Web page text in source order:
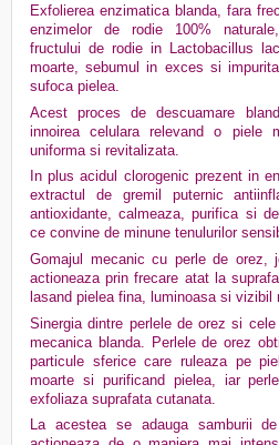
Exfolierea enzimatica blanda, fara
enzimelor de rodie 100%
fructului de rodie in Lactobacillus
moarte, sebumul in exces si
sufoca pielea.
Acest proces de descuamare
innoirea celulara relevand o piele
uniforma si revitalizata.
In plus acidul clorogenic prezent in
extractul de gremil puternic
antioxidante, calmeaza, purifica si
ce convine de minune tenulurilor
Gomajul mecanic cu perle de orez,
actioneaza prin frecare atat la
lasand pielea fina, luminoasa si vizibil
Sinergia dintre perlele de orez si
mecanica blanda. Perlele de orez
particule sferice care ruleaza pe
moarte si purificand pielea, iar
exfoliaza suprafata cutanata.
La acestea se adauga samburii